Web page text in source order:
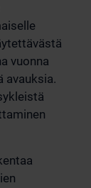
vuonna
avauksia.